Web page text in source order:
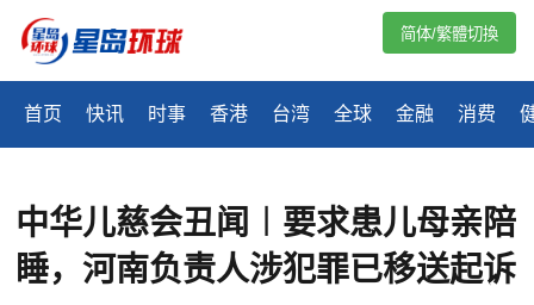
首页 快讯 时事 香港 台湾 全球 金融 消费
简体/繁體切換
中华儿慈会丑闻︱要求患儿母亲陪
睡，河南负责人涉犯罪已移送起诉